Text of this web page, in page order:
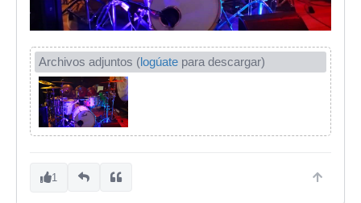
Archivos adjuntos (logúate para descargar)
1